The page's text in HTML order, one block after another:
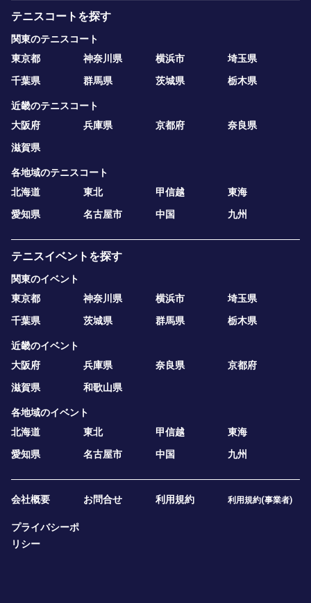
テニスコートを探す
関東のテニスコート
東京都
神奈川県 横浜市
埼玉県
千葉県
群馬県 茨城県 栃木県
近畿のテニスコート
大阪府
兵庫県 京都府
奈良県
滋賀県
各地域のテニスコート
北海道
東北 甲信越
東海
愛知県
名古屋市 中国 九州
テニスイベントを探す
関東のイベント
東京都
神奈川県 横浜市
埼玉県
千葉県
茨城県 群馬県 栃木県
近畿のイベント
大阪府
兵庫県 奈良県
京都府
滋賀県
和歌山県
各地域のイベント
北海道
東北 甲信越
東海
愛知県
名古屋市 中国 九州
会社概要 お問合せ 利用規約 利用規約(事業者)
プライバシーポ
リシー